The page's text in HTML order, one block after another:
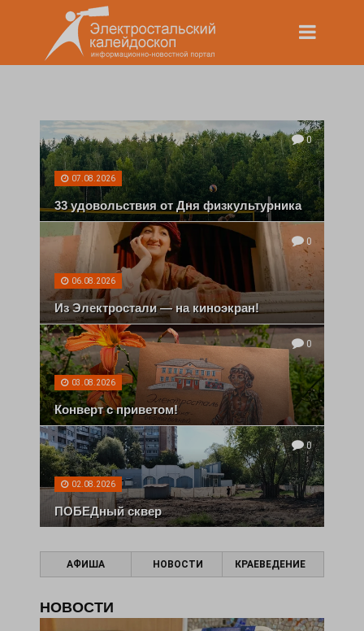
0
07.08.2026
33 удовольствия от Дня физкультурника
0
06.08.2026
Из Электростали — на киноэкран!
0
03.08.2026
Конверт с приветом!
0
02.08.2026
ПОБЕДный сквер
АФИША НОВОСТИ КРАЕВЕДЕНИЕ
НОВОСТИ